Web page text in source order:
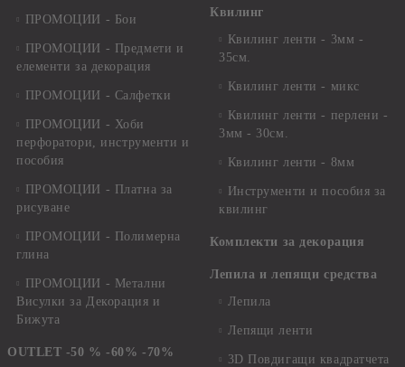
ПРОМОЦИИ - Бои
ПРОМОЦИИ - Предмети и
елементи за декорация
ПРОМОЦИИ - Салфетки
ПРОМОЦИИ - Хоби
перфоратори, инструменти и
пособия
ПРОМОЦИИ - Платна за
рисуване
ПРОМОЦИИ - Полимерна
глина
ПРОМОЦИИ - Метални
Висулки за Декорация и
Бижута
OUTLET -50 % -60% -70%
Квилинг
Квилинг ленти - 3мм -
35см.
Квилинг ленти - микс
Квилинг ленти - перлени -
3мм - 30см.
Квилинг ленти - 8мм
Инструменти и пособия за
квилинг
Комплекти за декорация
Лепила и лепящи средства
Лепила
Лепящи ленти
3D Повдигащи квадратчета